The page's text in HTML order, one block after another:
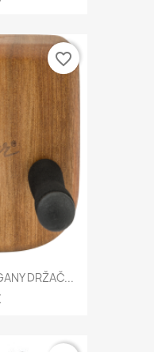
DRŽAČ...
favorite_border